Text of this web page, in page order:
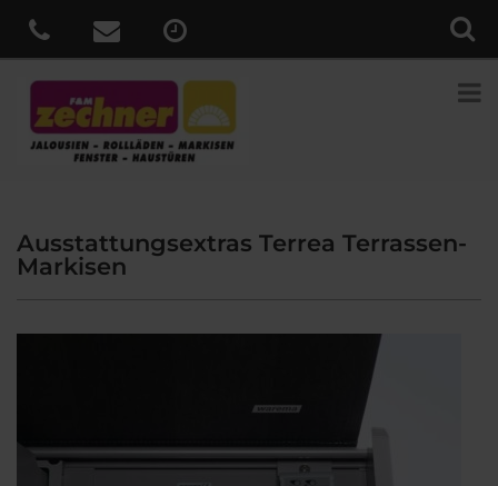
Ausstattungsextras Terrea Terrassen-
Markisen